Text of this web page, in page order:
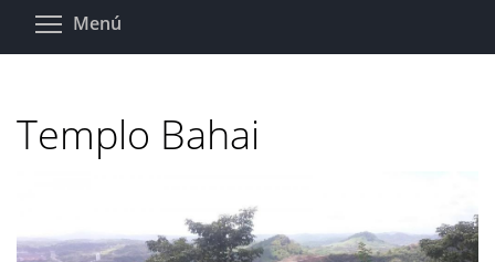
Pasar
Menú
Templo Bahai